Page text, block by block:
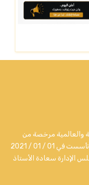
والعالمية مرخصة من
الهيئة العامة لتنظيم الإعلام رقم (1100666) تأسست في 01 / 01 / 2021
الإدارة سعادة الأستاذ